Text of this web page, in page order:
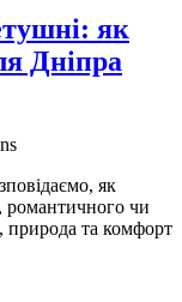
як
Дніпра
як
романтичного чи
природа та комфорт